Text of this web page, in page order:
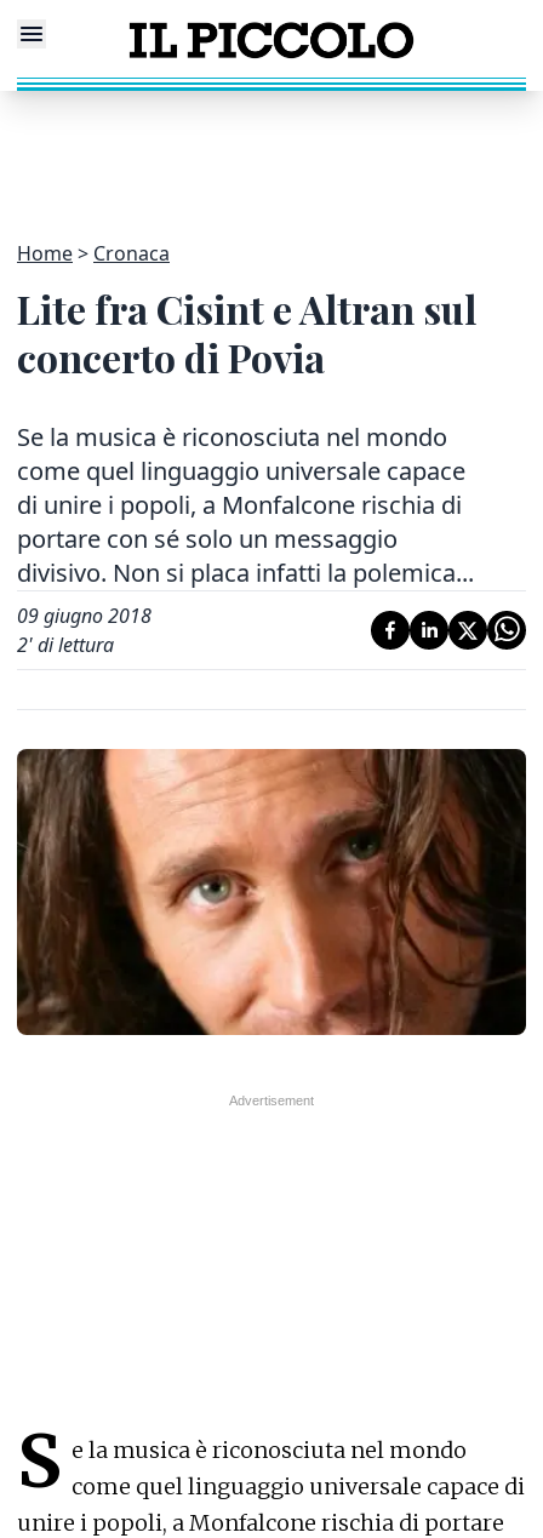
Home Cronaca
Lite fra Cisint e Altran sul
concerto di Povia
Se la musica è riconosciuta nel mondo
come quel linguaggio universale capace
di unire i popoli, a Monfalcone rischia di
portare con sé solo un messaggio
divisivo. Non si placa infatti la polemica...
09 giugno 2018
2' di lettura
S e la musica è riconosciuta nel mondo
come quel linguaggio universale capace di
unire i popoli, a Monfalcone rischia di portare